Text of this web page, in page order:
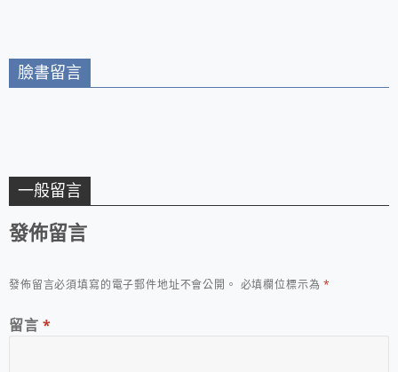
臉書留言
一般留言
發佈留言
發佈留言必須填寫的電子郵件地址不會公開。 必填欄位標示為*
留言 *